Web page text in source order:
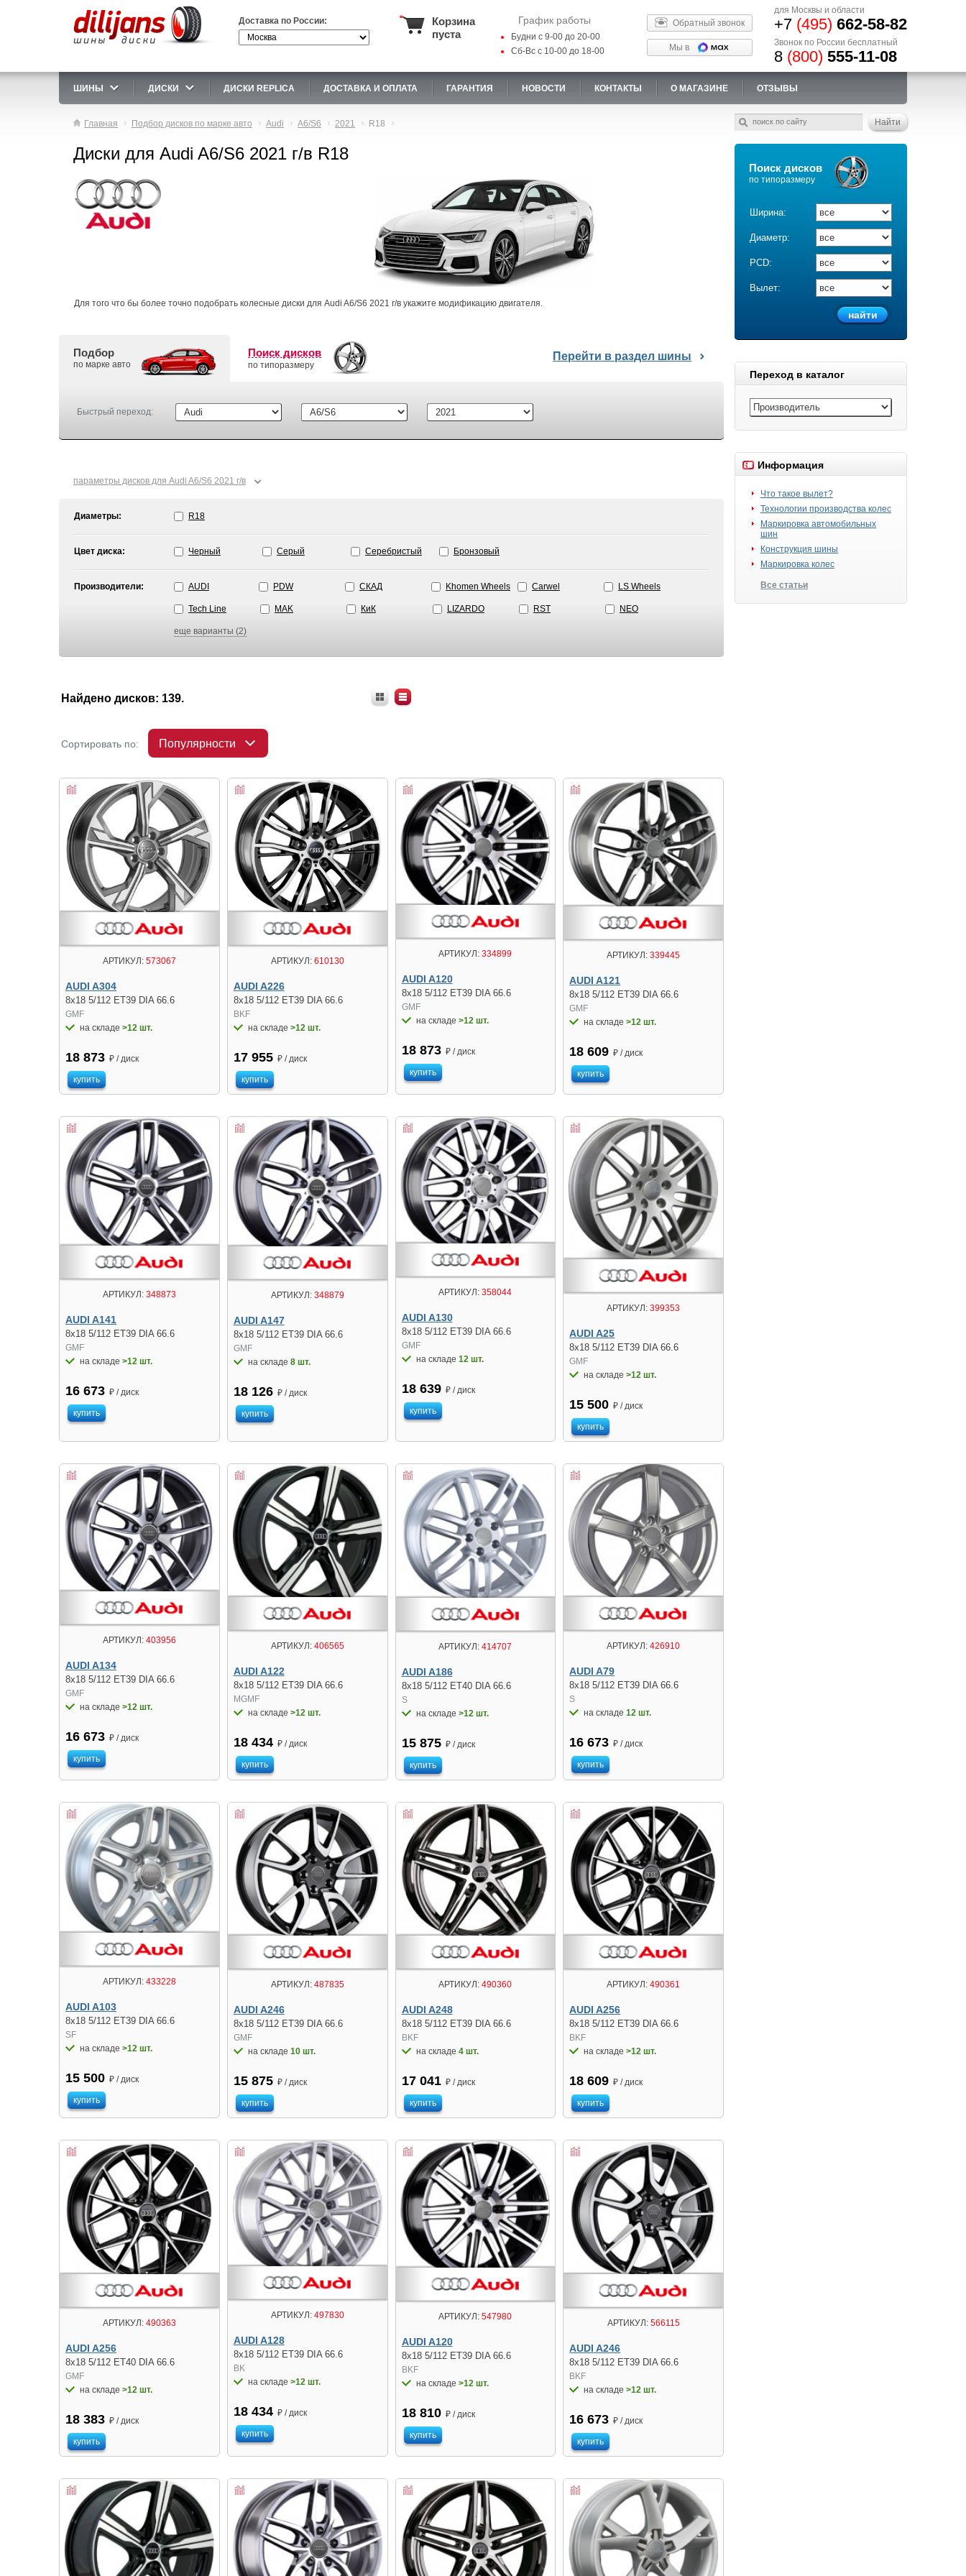
Доставка по России:
Корзина
пуста
График работы
Будни с 9-00 до 20-00
Сб-Вс с 10-00 до 18-00
Обратный звонок
Мы в
для Москвы и области
+7 (495) 662-58-82
Звонок по России бесплатный
8 (800) 555-11-08
ШИНЫ ДИСКИ ДИСКИ REPLICA ДОСТАВКА И ОПЛАТА ГАРАНТИЯ НОВОСТИ КОНТАКТЫ О МАГАЗИНЕ ОТЗЫВЫ
Главная Подбор дисков по марке авто Audi A6/S6 2021 R18
Поиск дисков
по типоразмеру
Ширина:
Диаметр:
PCD:
Вылет:
Переход в каталог
Информация
Что такое вылет?
Технологии производства колес
Маркировка автомобильных
шин
Конструкция шины
Маркировка колес
Все статьи
Диски для Audi A6/S6 2021 г/в R18
Для того что бы более точно подобрать колесные диски для Audi A6/S6 2021 г/в укажите модификацию двигателя.
Перейти в раздел шины
Подбор
по марке авто
Поиск дисков
по типоразмеру
Быстрый переход:
параметры дисков для Audi A6/S6 2021 г/в ⌄
Диаметры: R18
Цвет диска: Черный Серый Серебристый Бронзовый
Производители: AUDI PDW СКАД Khomen Wheels Carwel LS Wheels
Tech Line MAK КиК LIZARDO RST NEO
еще варианты (2)
Найдено дисков: 139.
Сортировать по: Популярности
АРТИКУЛ:573067
AUDI A304
8x18 5/112 ET39 DIA 66.6
GMF
на складе >12 шт.
18 873 ₽ / диск
купить
АРТИКУЛ:610130
AUDI A226
8x18 5/112 ET39 DIA 66.6
BKF
на складе >12 шт.
17 955 ₽ / диск
купить
АРТИКУЛ: 334899
AUDI A120
8x18 5/112 ET39 DIA 66.6
GMF
на складе >12 шт.
18 873 ₽ / диск
купить
АРТИКУЛ: 339445
AUDI A121
8x18 5/112 ET39 DIA 66.6
GMF
на складе>12 шт.
18 609 ₽ / диск
купить
АРТИКУЛ:348873
AUDI A141
8x18 5/112 ET39 DIA 66.6
GMF
на складе >12 шт.
16 673 ₽ / диск
купить
АРТИКУЛ:348879
AUDI A147
8x18 5/112 ET39 DIA 66.6
GMF
на складе 8 шт.
18 126 ₽ / диск
купить
АРТИКУЛ: 358044
AUDI A130
8x18 5/112 ET39 DIA 66.6
GMF
на складе 12 шт.
18 639 ₽ / диск
купить
АРТИКУЛ: 399353
AUDI A25
8x18 5/112 ET39 DIA 66.6
GMF
на складе>12 шт.
15 500 ₽ / диск
купить
АРТИКУЛ:403956
AUDI A134
8x18 5/112 ET39 DIA 66.6
GMF
на складе >12 шт.
16 673 ₽ / диск
купить
АРТИКУЛ:406565
AUDI A122
8x18 5/112 ET39 DIA 66.6
MGMF
на складе >12 шт.
18 434 ₽ / диск
купить
АРТИКУЛ: 414707
AUDI A186
8x18 5/112 ET40 DIA 66.6
S
на складе >12 шт.
15 875 ₽ / диск
купить
АРТИКУЛ: 426910
AUDI A79
8x18 5/112 ET39 DIA 66.6
S
на складе12 шт.
16 673 ₽ / диск
купить
АРТИКУЛ:433228
AUDI A103
8x18 5/112 ET39 DIA 66.6
SF
на складе >12 шт.
15 500 ₽ / диск
купить
АРТИКУЛ:487835
AUDI A246
8x18 5/112 ET39 DIA 66.6
GMF
на складе 10 шт.
15 875 ₽ / диск
купить
АРТИКУЛ: 490360
AUDI A248
8x18 5/112 ET39 DIA 66.6
BKF
на складе 4 шт.
17 041 ₽ / диск
купить
АРТИКУЛ: 490361
AUDI A256
8x18 5/112 ET39 DIA 66.6
BKF
на складе>12 шт.
18 609 ₽ / диск
купить
АРТИКУЛ:490363
AUDI A256
8x18 5/112 ET40 DIA 66.6
GMF
на складе >12 шт.
18 383 ₽ / диск
купить
АРТИКУЛ:497830
AUDI A128
8x18 5/112 ET39 DIA 66.6
BK
на складе >12 шт.
18 434 ₽ / диск
купить
АРТИКУЛ: 547980
AUDI A120
8x18 5/112 ET39 DIA 66.6
BKF
на складе >12 шт.
18 810 ₽ / диск
купить
АРТИКУЛ:566115
AUDI A246
8x18 5/112 ET39 DIA 66.6
BKF
на складе>12 шт.
16 673 ₽ / диск
купить